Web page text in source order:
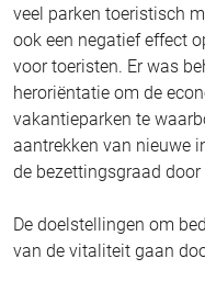
veel parken toeristisch
ook een negatief effect
voor toeristen. Er was
heroriëntatie om de
vakantieparken te
aantrekken van nieuwe
de bezettingsgraad door
De doelstellingen om
van de vitaliteit gaan